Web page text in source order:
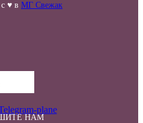
♥ в МГ Свежак
НАМ
plane